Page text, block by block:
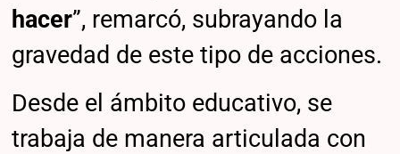
hacer”, remarcó, subrayando la
gravedad de este tipo de acciones.
Desde el ámbito educativo, se
trabaja de manera articulada con